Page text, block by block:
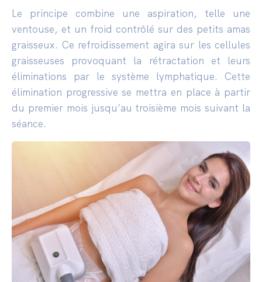
Le principe combine une aspiration, telle une
ventouse, et un froid contrôlé sur des petits amas
graisseux. Ce refroidissement agira sur les cellules
graisseuses provoquant la rétractation et leurs
éliminations par le système lymphatique. Cette
élimination progressive se mettra en place à partir
du premier mois jusqu’au troisième mois suivant la
séance.